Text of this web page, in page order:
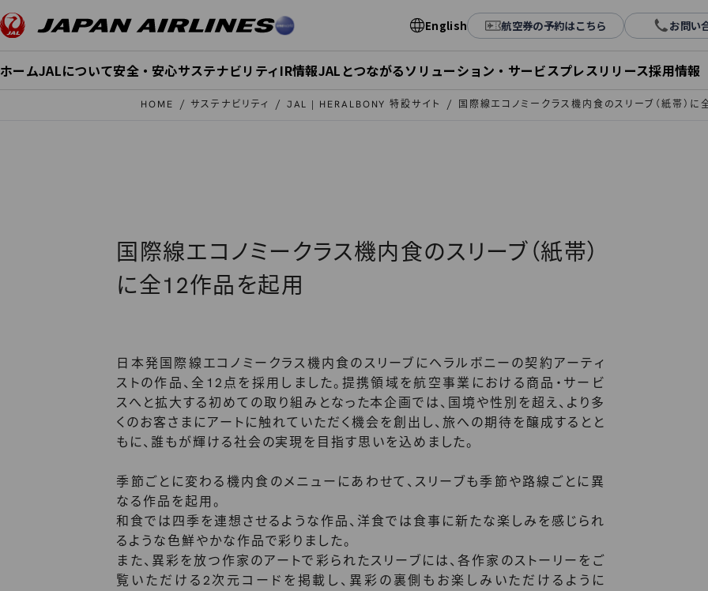
このページの本文へ移動
English 航空券の予約はこちら お問い
ホームJALについて安全・安心サステナビリティIR情報JALとつながるソリューション・サービスプレスリリース採用情報
HOME サステナビリティ JAL | HERALBONY 特設サイト 国際線エコノミークラス機内食のスリーブ（紙帯）
国際線エコノミークラス機内食のスリーブ（紙帯）
に全12作品を起用
日本発国際線エコノミークラス機内食のスリーブにヘラルボニーの契約アーティ
ストの作品、全12点を採用しました。提携領域を航空事業における商品・サービ
スへと拡大する初めての取り組みとなった本企画では、国境や性別を超え、より多
くのお客さまにアートに触れていただく機会を創出し、旅への期待を醸成するとと
もに、誰もが輝ける社会の実現を目指す思いを込めました。
季節ごとに変わる機内食のメニューにあわせて、スリーブも季節や路線ごとに異
なる作品を起用。
和食では四季を連想させるような作品、洋食では食事に新たな楽しみを感じられ
るような色鮮やかな作品で彩りました。
また、異彩を放つ作家のアートで彩られたスリーブには、各作家のストーリーをご
覧いただける2次元コードを掲載し、異彩の裏側もお楽しみいただけるように